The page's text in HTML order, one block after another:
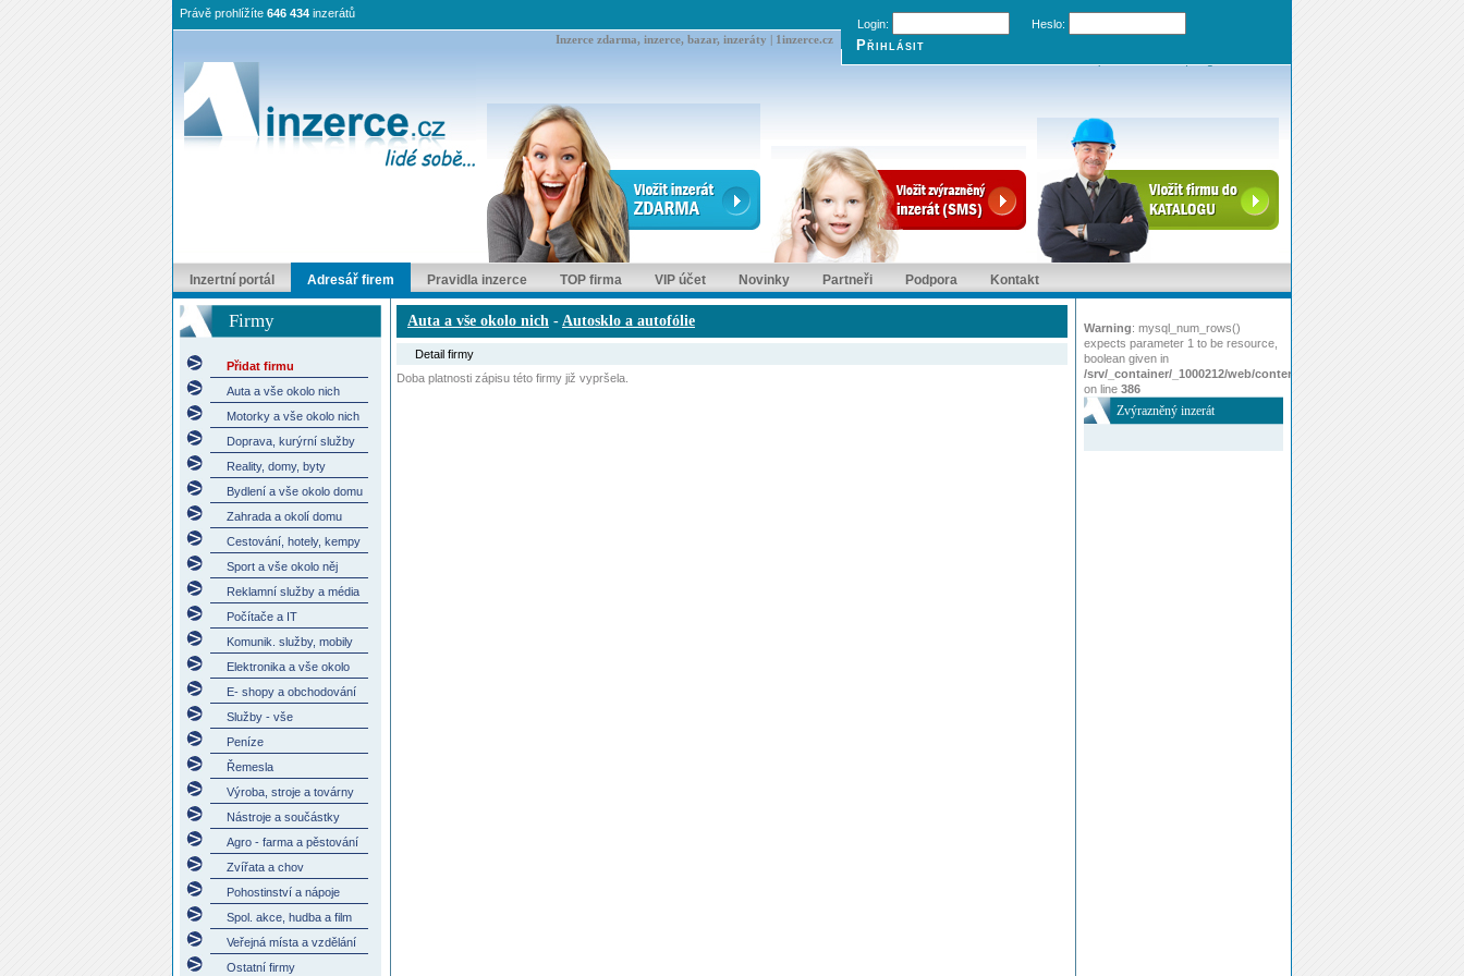
Inzerce zdarma, inzerce, bazar, inzeráty | 1inzerce.cz
Právě prohlížíte 646 434 inzerátů
Login:
Heslo:
Inzertní portál Adresář firem Pravidla inzerce TOP firma VIP účet Novinky Partneři Podpora Kontakt
Firmy
Přidat firmu
Auta a vše okolo nich
Motorky a vše okolo nich
Doprava, kurýrní služby
Reality, domy, byty
Bydlení a vše okolo domu
Zahrada a okolí domu
Cestování, hotely, kempy
Sport a vše okolo něj
Reklamní služby a média
Počítače a IT
Komunik. služby, mobily
Elektronika a vše okolo
E- shopy a obchodování
Služby - vše
Peníze
Řemesla
Výroba, stroje a továrny
Nástroje a součástky
Agro - farma a pěstování
Zvířata a chov
Pohostinství a nápoje
Spol. akce, hudba a film
Veřejná místa a vzdělání
Ostatní firmy
Auta a vše okolo nich - Autosklo a autofólie
Detail firmy
Doba platnosti zápisu této firmy již vypršela.
Warning: mysql_num_rows()
expects parameter 1 to be resource,
boolean given in
/srv/_container/_1000212/web/content/www/index.php
on line 386
Zvýrazněný inzerát